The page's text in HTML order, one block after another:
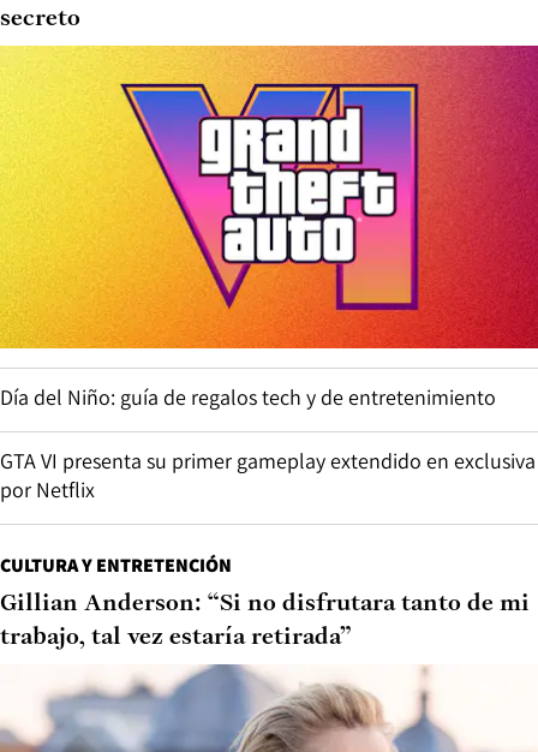
secreto
Día del Niño: guía de regalos tech y de entretenimiento
GTA VI presenta su primer gameplay extendido en exclusiva
por Netflix
CULTURA Y ENTRETENCIÓN
Gillian Anderson: “Si no disfrutara tanto de mi
trabajo, tal vez estaría retirada”